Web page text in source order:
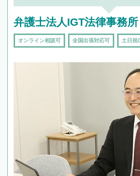
弁護士法人IGT法律事務所
オンライン相談可 全国出張対応可 土日祝